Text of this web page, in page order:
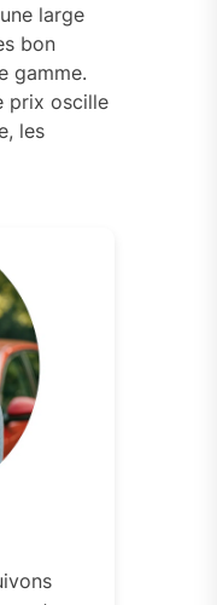
large
bon
gamme.
prix oscille
les